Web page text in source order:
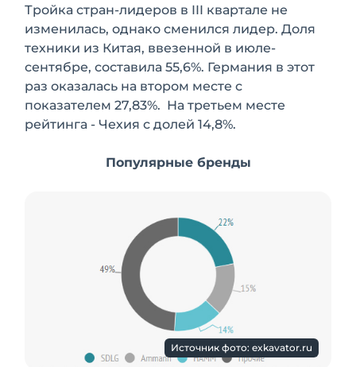
Тройка стран-лидеров в III квартале не
изменилась, однако сменился лидер. Доля
техники из Китая, ввезенной в июле-
сентябре, составила 55,6%. Германия в этот
раз оказалась на втором месте с
показателем 27,83%. На третьем месте
рейтинга - Чехия с долей 14,8%.
Популярные бренды
Источник фото: exkavator.ru